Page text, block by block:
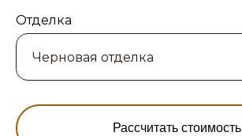
Отделка
Рассчитать стоимость